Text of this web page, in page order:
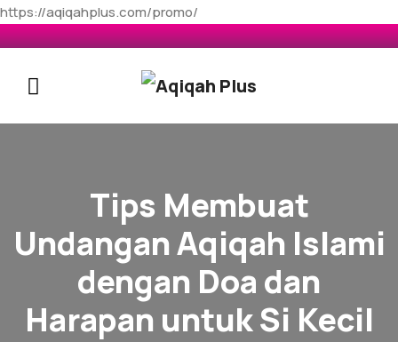
https://aqiqahplus.com/promo/
Tips Membuat
Undangan Aqiqah Islami
dengan Doa dan
Harapan untuk Si Kecil